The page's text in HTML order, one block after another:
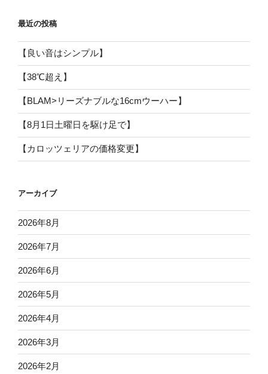
最近の投稿
【良い音はシンプル】
【38℃超え】
【BLAM>リーズナブルな16cmウーハー】
【8月1日土曜日を駆け足で】
【カロッツェリアの価格変更】
アーカイブ
2026年8月
2026年7月
2026年6月
2026年5月
2026年4月
2026年3月
2026年2月